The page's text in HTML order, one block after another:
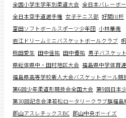
全国小学生学年別柔道大会 全日本バレーボ
全日本空手道選手権 女子テニス部 好間川杯
富田ソフトボールスポーツ少年団 小林華南
岩江ドリームミニバスケットボールクラブ
熊田愛生 田中佳祐 田中優祐 男子バスケッ
県総体県中・田村地区大会 福島県中学体育
福島県高等学校新人大会バスケットボール競
第6回少年柔道形競技会全国大会 第9回日本
第30回記念会津若松ロータリークラブ旗福
郡山アスレチックスBC 郡山中央ボーイズ